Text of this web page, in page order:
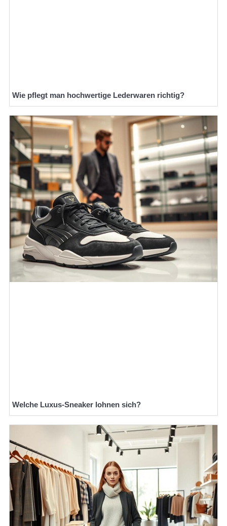
Wie pflegt man hochwertige Lederwaren richtig?
Welche Luxus-Sneaker lohnen sich?